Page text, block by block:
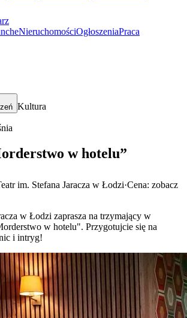
NieruchomościOgłoszeniaPraca
Kultura
w hotelu”
im. Stefana Jaracza w Łodzi·Cena: zobacz
w Łodzi zaprasza na trzymający w
w hotelu". Przygotujcie się na
i intryg!